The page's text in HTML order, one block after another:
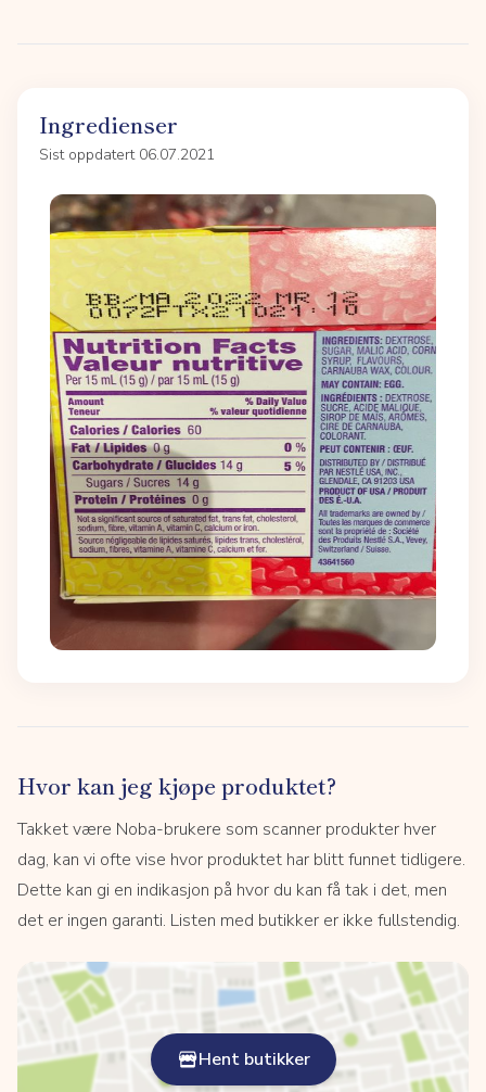
Ingredienser
Sist oppdatert 06.07.2021
Hvor kan jeg kjøpe produktet?
Takket være Noba-brukere som scanner produkter hver
dag, kan vi ofte vise hvor produktet har blitt funnet tidligere.
Dette kan gi en indikasjon på hvor du kan få tak i det, men
det er ingen garanti. Listen med butikker er ikke fullstendig.
Hent butikker